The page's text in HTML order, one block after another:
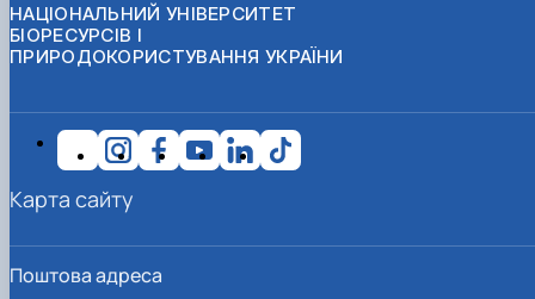
НАЦІОНАЛЬНИЙ УНІВЕРСИТЕТ
БІОРЕСУРСІВ І
ПРИРОДОКОРИСТУВАННЯ УКРАЇНИ
Поштова адреса
Карта сайту